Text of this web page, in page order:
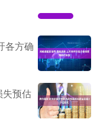
各方确
失预估